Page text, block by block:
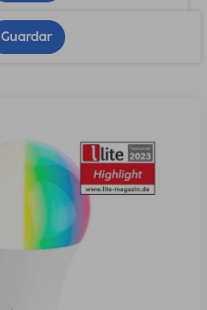
Guardar